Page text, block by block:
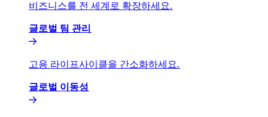
비즈니스를 전 세계로 확장하세요.​​
글로벌 팀 관리​​
고용 라이프사이클을 간소화하세요.​​
글로벌 이동성​​